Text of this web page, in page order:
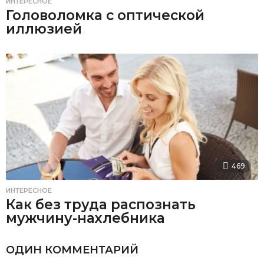
Головоломка с оптической
иллюзией
469
ИНТЕРЕСНОЕ
Как без труда распознать
мужчину-нахлебника
ОДИН КОММЕНТАРИЙ